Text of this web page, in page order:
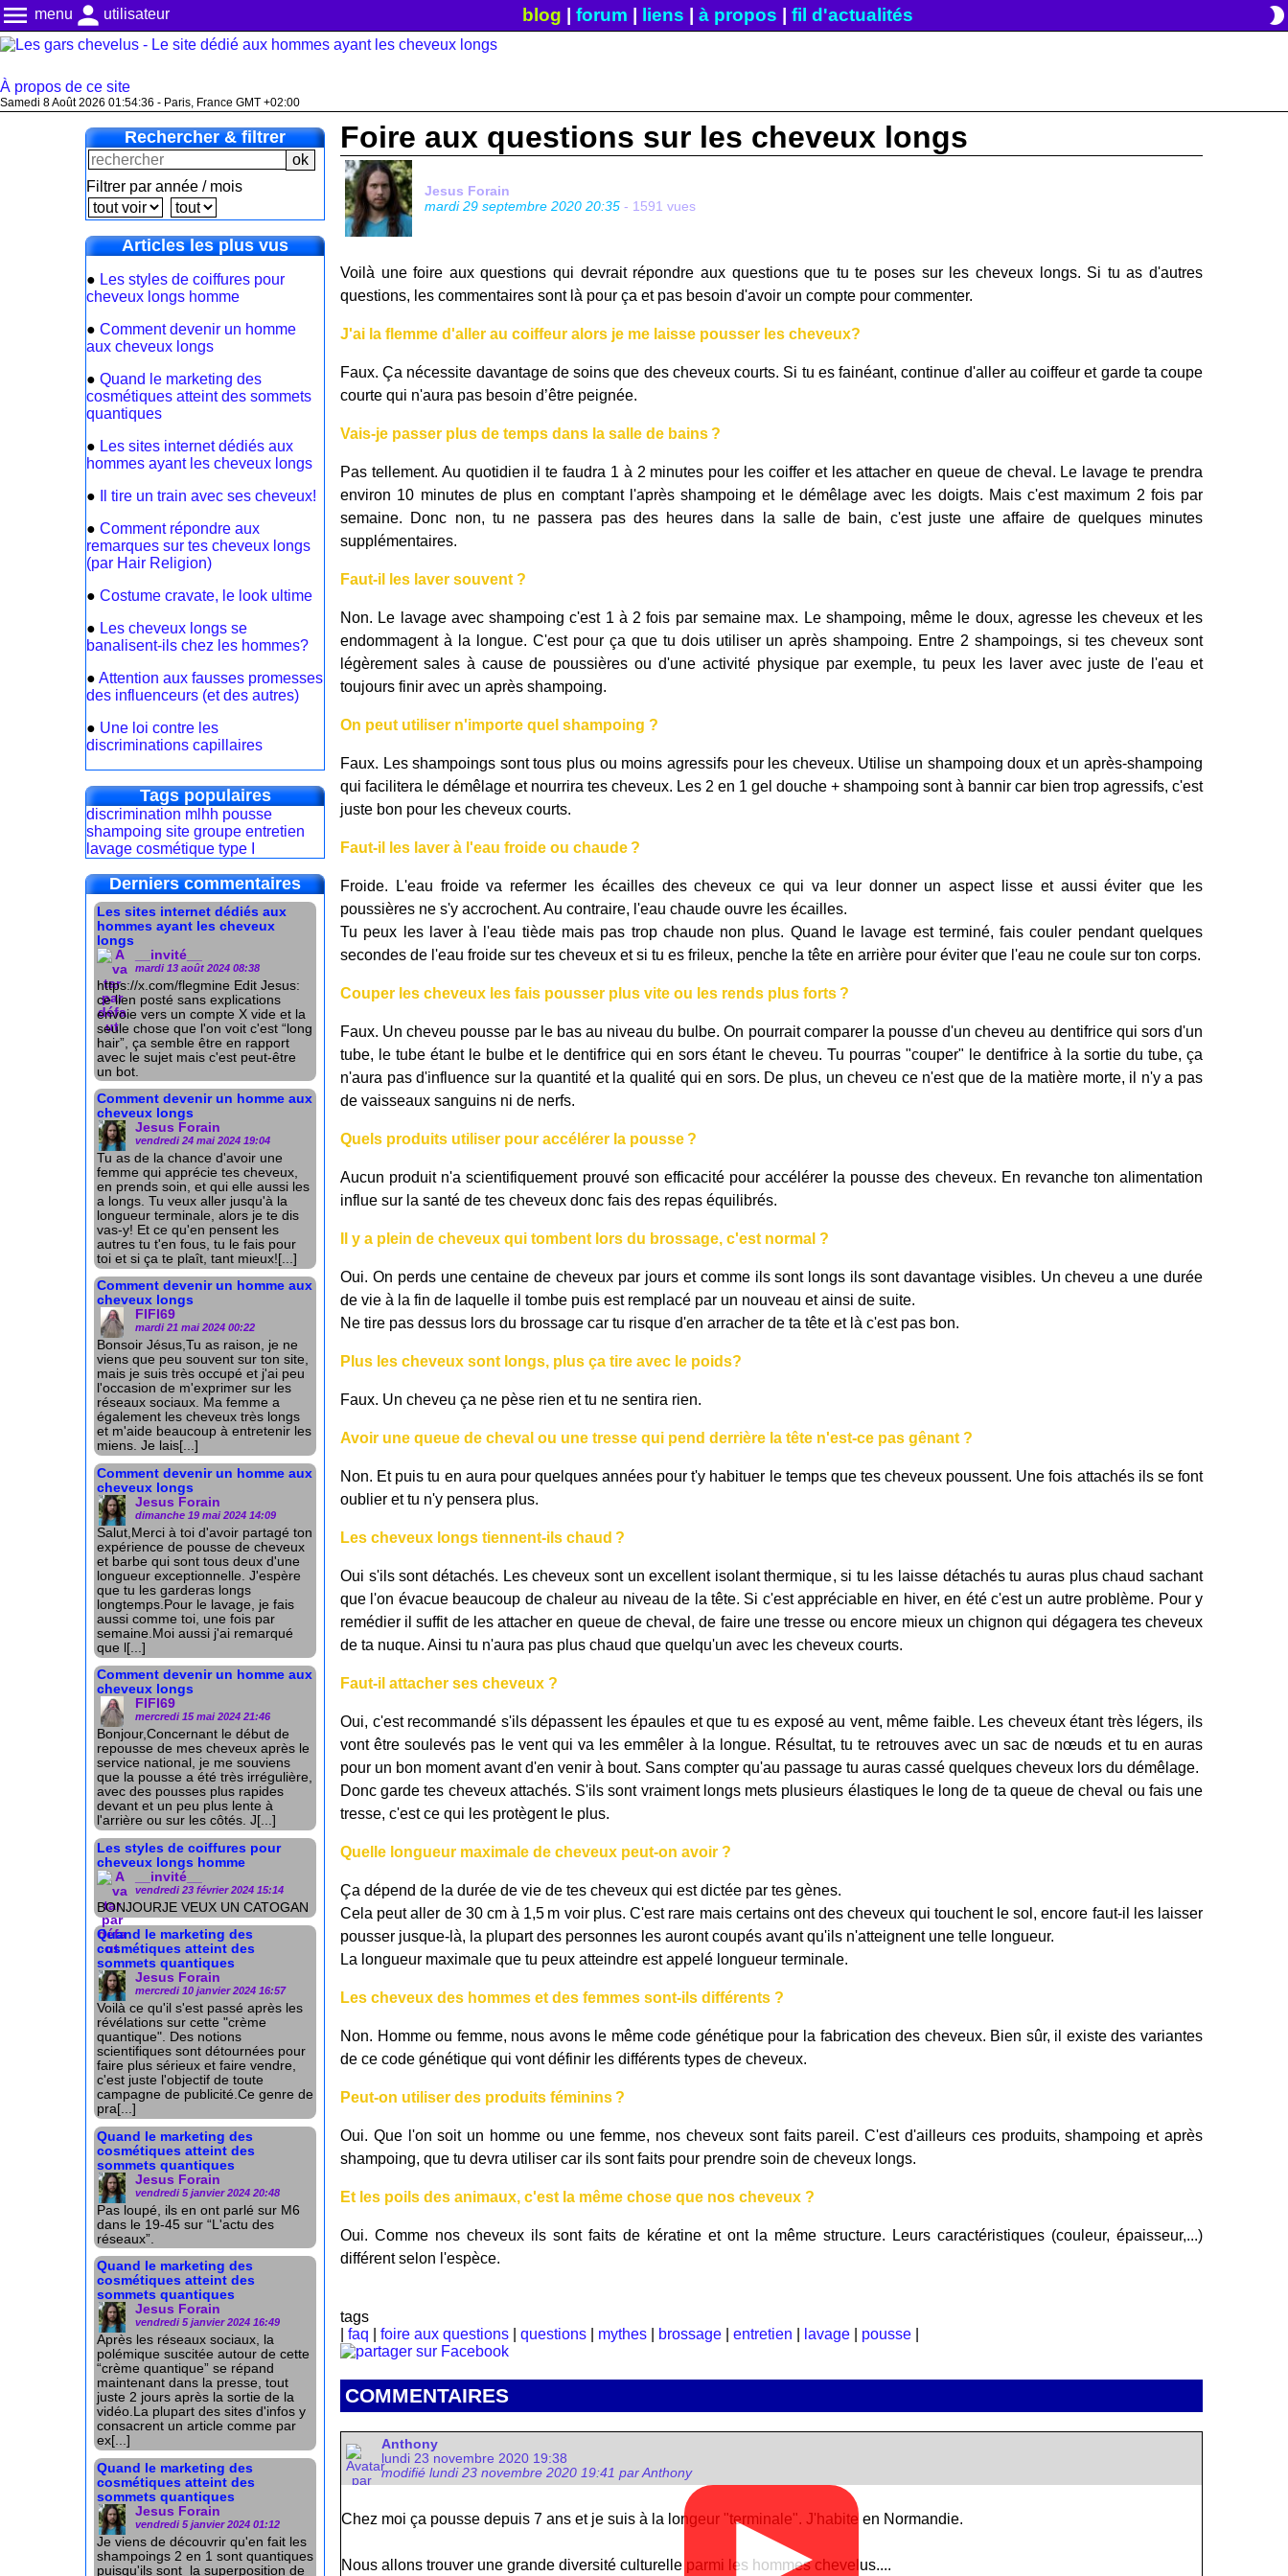
menu menu person utilisateur blog forum liens à propos fil d'actualités brightness_2
À propos de ce site
Samedi 8 Août 2026 01:54:37 - Paris, France GMT +02:00
Rechercher & filtrer
Filtrer par année / mois
Articles les plus vus
● Les styles de coiffures pour
cheveux longs homme
● Comment devenir un homme
aux cheveux longs
● Quand le marketing des
cosmétiques atteint des sommets
quantiques
● Les sites internet dédiés aux
hommes ayant les cheveux longs
●
Il tire un train avec ses cheveux!
● Comment répondre aux
remarques sur tes cheveux longs
(par Hair Religion)
● Costume cravate, le look ultime
● Les cheveux longs se
banalisent-ils chez les hommes?
● Attention aux fausses promesses
des influenceurs (et des autres)
● Une loi contre les
discriminations capillaires
Tags populaires
discrimination mlhh pousse
shampoing site groupe entretien
lavage cosmétique type I
Derniers commentaires
Les sites internet dédiés aux
hommes ayant les cheveux
longs
__invité__
mardi 13 août 2024 08:38
https://x.com/flegmine Edit Jesus:
ce lien posté sans explications
envoie vers un compte X vide et la
seule chose que l'on voit c'est “long
hair”, ça semble être en rapport
avec le sujet mais c'est peut-être
un bot.
Comment devenir un homme aux
cheveux longs
Jesus Forain
vendredi 24 mai 2024 19:04
Tu as de la chance d'avoir une
femme qui apprécie tes cheveux,
en prends soin, et qui elle aussi les
a longs. Tu veux aller jusqu'à la
longueur terminale, alors je te dis
vas-y! Et ce qu'en pensent les
autres tu t'en fous, tu le fais pour
toi et si ça te plaît, tant mieux![...]
Comment devenir un homme aux
cheveux longs
FIFI69
mardi 21 mai 2024 00:22
Bonsoir Jésus,Tu as raison, je ne
viens que peu souvent sur ton site,
mais je suis très occupé et j'ai peu
l'occasion de m'exprimer sur les
réseaux sociaux. Ma femme a
également les cheveux très longs
et m'aide beaucoup à entretenir les
miens. Je lais[...]
Comment devenir un homme aux
cheveux longs
Jesus Forain
dimanche 19 mai 2024 14:09
Salut,Merci à toi d'avoir partagé ton
expérience de pousse de cheveux
et barbe qui sont tous deux d'une
longueur exceptionnelle. J'espère
que tu les garderas longs
longtemps.Pour le lavage, je fais
aussi comme toi, une fois par
semaine.Moi aussi j'ai remarqué
que l[...]
Comment devenir un homme aux
cheveux longs
FIFI69
mercredi 15 mai 2024 21:46
Bonjour,Concernant le début de
repousse de mes cheveux après le
service national, je me souviens
que la pousse a été très irrégulière,
avec des pousses plus rapides
devant et un peu plus lente à
l'arrière ou sur les côtés. J[...]
Les styles de coiffures pour
cheveux longs homme
__invité__
vendredi 23 février 2024 15:14
BONJOURJE VEUX UN CATOGAN
Quand le marketing des
cosmétiques atteint des
sommets quantiques
Jesus Forain
mercredi 10 janvier 2024 16:57
Voilà ce qu'il s'est passé après les
révélations sur cette "crème
quantique". Des notions
scientifiques sont détournées pour
faire plus sérieux et faire vendre,
c'est juste l'objectif de toute
campagne de publicité.Ce genre de
pra[...]
Quand le marketing des
cosmétiques atteint des
sommets quantiques
Jesus Forain
vendredi 5 janvier 2024 20:48
Pas loupé, ils en ont parlé sur M6
dans le 19-45 sur “L'actu des
réseaux”.
Quand le marketing des
cosmétiques atteint des
sommets quantiques
Jesus Forain
vendredi 5 janvier 2024 16:49
Après les réseaux sociaux, la
polémique suscitée autour de cette
“crème quantique” se répand
maintenant dans la presse, tout
juste 2 jours après la sortie de la
vidéo.La plupart des sites d'infos y
consacrent un article comme par
ex[...]
Quand le marketing des
cosmétiques atteint des
sommets quantiques
Jesus Forain
vendredi 5 janvier 2024 01:12
Je viens de découvrir qu'en fait les
shampoings 2 en 1 sont quantiques
puisqu'ils sont la superposition de
Foire aux questions sur les cheveux longs
Jesus Forain
mardi 29 septembre 2020 20:35 - 1591 vues
Voilà une foire aux questions qui devrait répondre aux questions que tu te poses sur les cheveux longs. Si tu as d'autres
questions, les commentaires sont là pour ça et pas besoin d'avoir un compte pour commenter.
J'ai la flemme d'aller au coiffeur alors je me laisse pousser les cheveux?
Faux. Ça nécessite davantage de soins que des cheveux courts. Si tu es fainéant, continue d'aller au coiffeur et garde ta coupe
courte qui n'aura pas besoin d’être peignée.
Vais-je passer plus de temps dans la salle de bains ?
Pas tellement. Au quotidien il te faudra 1 à 2 minutes pour les coiffer et les attacher en queue de cheval. Le lavage te prendra
environ 10 minutes de plus en comptant l'après shampoing et le démêlage avec les doigts. Mais c'est maximum 2 fois par
semaine. Donc non, tu ne passera pas des heures dans la salle de bain, c'est juste une affaire de quelques minutes
supplémentaires.
Faut-il les laver souvent ?
Non. Le lavage avec shampoing c'est 1 à 2 fois par semaine max. Le shampoing, même le doux, agresse les cheveux et les
endommagent à la longue. C'est pour ça que tu dois utiliser un après shampoing. Entre 2 shampoings, si tes cheveux sont
légèrement sales à cause de poussières ou d'une activité physique par exemple, tu peux les laver avec juste de l'eau et
toujours finir avec un après shampoing.
On peut utiliser n'importe quel shampoing ?
Faux. Les shampoings sont tous plus ou moins agressifs pour les cheveux. Utilise un shampoing doux et un après-shampoing
qui facilitera le démêlage et nourrira tes cheveux. Les 2 en 1 gel douche + shampoing sont à bannir car bien trop agressifs, c'est
juste bon pour les cheveux courts.
Faut-il les laver à l'eau froide ou chaude ?
Froide. L'eau froide va refermer les écailles des cheveux ce qui va leur donner un aspect lisse et aussi éviter que les
poussières ne s'y accrochent. Au contraire, l'eau chaude ouvre les écailles.
Tu peux les laver à l'eau tiède mais pas trop chaude non plus. Quand le lavage est terminé, fais couler pendant quelques
secondes de l'eau froide sur tes cheveux et si tu es frileux, penche la tête en arrière pour éviter que l'eau ne coule sur ton corps.
Couper les cheveux les fais pousser plus vite ou les rends plus forts ?
Faux. Un cheveu pousse par le bas au niveau du bulbe. On pourrait comparer la pousse d'un cheveu au dentifrice qui sors d'un
tube, le tube étant le bulbe et le dentifrice qui en sors étant le cheveu. Tu pourras "couper" le dentifrice à la sortie du tube, ça
n'aura pas d'influence sur la quantité et la qualité qui en sors. De plus, un cheveu ce n'est que de la matière morte, il n'y a pas
de vaisseaux sanguins ni de nerfs.
Quels produits utiliser pour accélérer la pousse ?
Aucun produit n'a scientifiquement prouvé son efficacité pour accélérer la pousse des cheveux. En revanche ton alimentation
influe sur la santé de tes cheveux donc fais des repas équilibrés.
Il y a plein de cheveux qui tombent lors du brossage, c'est normal ?
Oui. On perds une centaine de cheveux par jours et comme ils sont longs ils sont davantage visibles. Un cheveu a une durée
de vie à la fin de laquelle il tombe puis est remplacé par un nouveau et ainsi de suite.
Ne tire pas dessus lors du brossage car tu risque d'en arracher de ta tête et là c'est pas bon.
Plus les cheveux sont longs, plus ça tire avec le poids?
Faux. Un cheveu ça ne pèse rien et tu ne sentira rien.
Avoir une queue de cheval ou une tresse qui pend derrière la tête n'est-ce pas gênant ?
Non. Et puis tu en aura pour quelques années pour t'y habituer le temps que tes cheveux poussent. Une fois attachés ils se font
oublier et tu n'y pensera plus.
Les cheveux longs tiennent-ils chaud ?
Oui s'ils sont détachés. Les cheveux sont un excellent isolant thermique, si tu les laisse détachés tu auras plus chaud sachant
que l'on évacue beaucoup de chaleur au niveau de la tête. Si c'est appréciable en hiver, en été c'est un autre problème. Pour y
remédier il suffit de les attacher en queue de cheval, de faire une tresse ou encore mieux un chignon qui dégagera tes cheveux
de ta nuque. Ainsi tu n'aura pas plus chaud que quelqu'un avec les cheveux courts.
Faut-il attacher ses cheveux ?
Oui, c'est recommandé s'ils dépassent les épaules et que tu es exposé au vent, même faible. Les cheveux étant très légers, ils
vont être soulevés pas le vent qui va les emmêler à la longue. Résultat, tu te retrouves avec un sac de nœuds et tu en auras
pour un bon moment avant d'en venir à bout. Sans compter qu'au passage tu auras cassé quelques cheveux lors du démêlage.
Donc garde tes cheveux attachés. S'ils sont vraiment longs mets plusieurs élastiques le long de ta queue de cheval ou fais une
tresse, c'est ce qui les protègent le plus.
Quelle longueur maximale de cheveux peut-on avoir ?
Ça dépend de la durée de vie de tes cheveux qui est dictée par tes gènes.
Cela peut aller de 30 cm à 1,5 m voir plus. C'est rare mais certains ont des cheveux qui touchent le sol, encore faut-il les laisser
pousser jusque-là, la plupart des personnes les auront coupés avant qu'ils n'atteignent une telle longueur.
La longueur maximale que tu peux atteindre est appelé longueur terminale.
Les cheveux des hommes et des femmes sont-ils différents ?
Non. Homme ou femme, nous avons le même code génétique pour la fabrication des cheveux. Bien sûr, il existe des variantes
de ce code génétique qui vont définir les différents types de cheveux.
Peut-on utiliser des produits féminins ?
Oui. Que l'on soit un homme ou une femme, nos cheveux sont faits pareil. C'est d'ailleurs ces produits, shampoing et après
shampoing, que tu devra utiliser car ils sont faits pour prendre soin de cheveux longs.
Et les poils des animaux, c'est la même chose que nos cheveux ?
Oui. Comme nos cheveux ils sont faits de kératine et ont la même structure. Leurs caractéristiques (couleur, épaisseur,...)
différent selon l'espèce.
tags
faq foire aux questions questions mythes brossage entretien lavage pousse
COMMENTAIRES
Anthony
lundi 23 novembre 2020 19:38
modifié lundi 23 novembre 2020 19:41 par Anthony
▶
Chez moi ça pousse depuis 7 ans et je suis à la longeur "terminale". J'habite en Normandie.
Nous allons trouver une grande diversité culturelle parmi les hommes chevelus....